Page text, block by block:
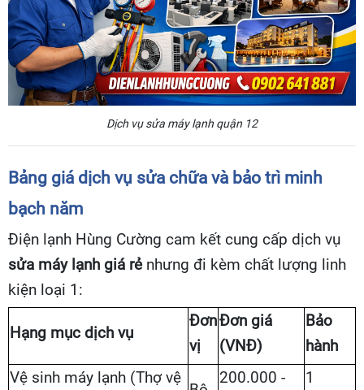
Dịch vụ sửa máy lạnh quận 12
Bảng giá dịch vụ sửa chữa và bảo trì minh
bạch năm
Điện lạnh Hùng Cường cam kết cung cấp dịch vụ
sửa máy lạnh giá rẻnhưng đi kèm chất lượng linh
kiện loại 1:
Hạng mục dịch vụ
Đơn
vị
Đơn giá
(VNĐ)
Bảo
hành
Vệ sinh máy lạnh (Thợ vệ
200.000 -
1